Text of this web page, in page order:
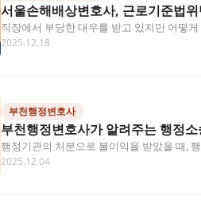
서울손해배상변호사, 근로기준법
직장에서 부당한 대우를 받고 있지만 어떻
습니다. 이 글에서는 서울…
2025.12.18
부천행정변호사
부천행정변호사가 알려주는 행정
행정기관의 처분으로 불이익을 받았을 때,
회가 될 수 있어요.…
2025.12.04